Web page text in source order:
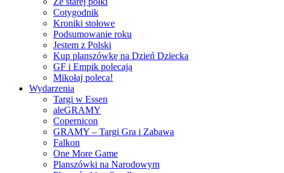
Cotygodnik
Kroniki stołowe
Podsumowanie roku
Jestem z Polski
Kup planszówkę na Dzień Dziecka
GF i Empik polecają
Mikołaj poleca!
Wydarzenia
Targi w Essen
aleGRAMY
Copernicon
GRAMY – Targi Gra i Zabawa
Falkon
One More Game
Planszówki na Narodowym